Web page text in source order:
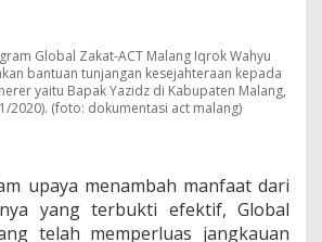
f
a
a
t
T
M
Global Zakat-ACT Malang Iqrok Wahyu
bantuan tunjangan kesejahteraan kepada
yaitu Bapak Yazidz di Kabupaten Malang,
2020). (foto: dokumentasi act malang)
upaya menambah manfaat dari
yang terbukti efektif, Global
telah memperluas jangkauan